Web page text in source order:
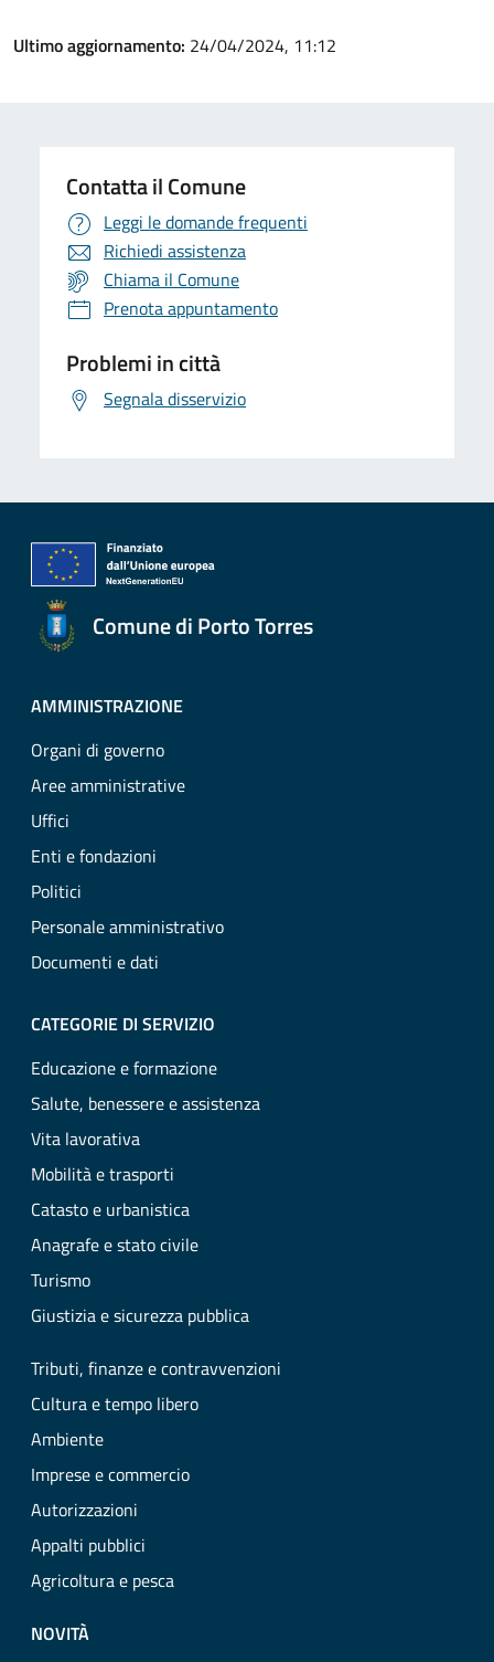
Ultimo aggiornamento: 24/04/2024, 11:12
Contatta il Comune
Leggi le domande frequenti
Richiedi assistenza
Chiama il Comune
Prenota appuntamento
Problemi in città
Segnala disservizio
Comune di Porto Torres
AMMINISTRAZIONE
Organi di governo
Aree amministrative
Uffici
Enti e fondazioni
Politici
Personale amministrativo
Documenti e dati
CATEGORIE DI SERVIZIO
Educazione e formazione
Salute, benessere e assistenza
Vita lavorativa
Mobilità e trasporti
Catasto e urbanistica
Anagrafe e stato civile
Turismo
Giustizia e sicurezza pubblica
Tributi, finanze e contravvenzioni
Cultura e tempo libero
Ambiente
Imprese e commercio
Autorizzazioni
Appalti pubblici
Agricoltura e pesca
NOVITÀ